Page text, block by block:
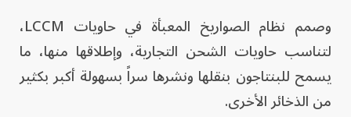
وصمم نظام الصواريخ المعبأة في حاويات LCCM،
لتناسب حاويات الشحن التجارية، وإطلاقها منها، ما
يسمح للبنتاجون بنقلها ونشرها سراً بسهولة أكبر بكثير
من الذخائر الأخرى.